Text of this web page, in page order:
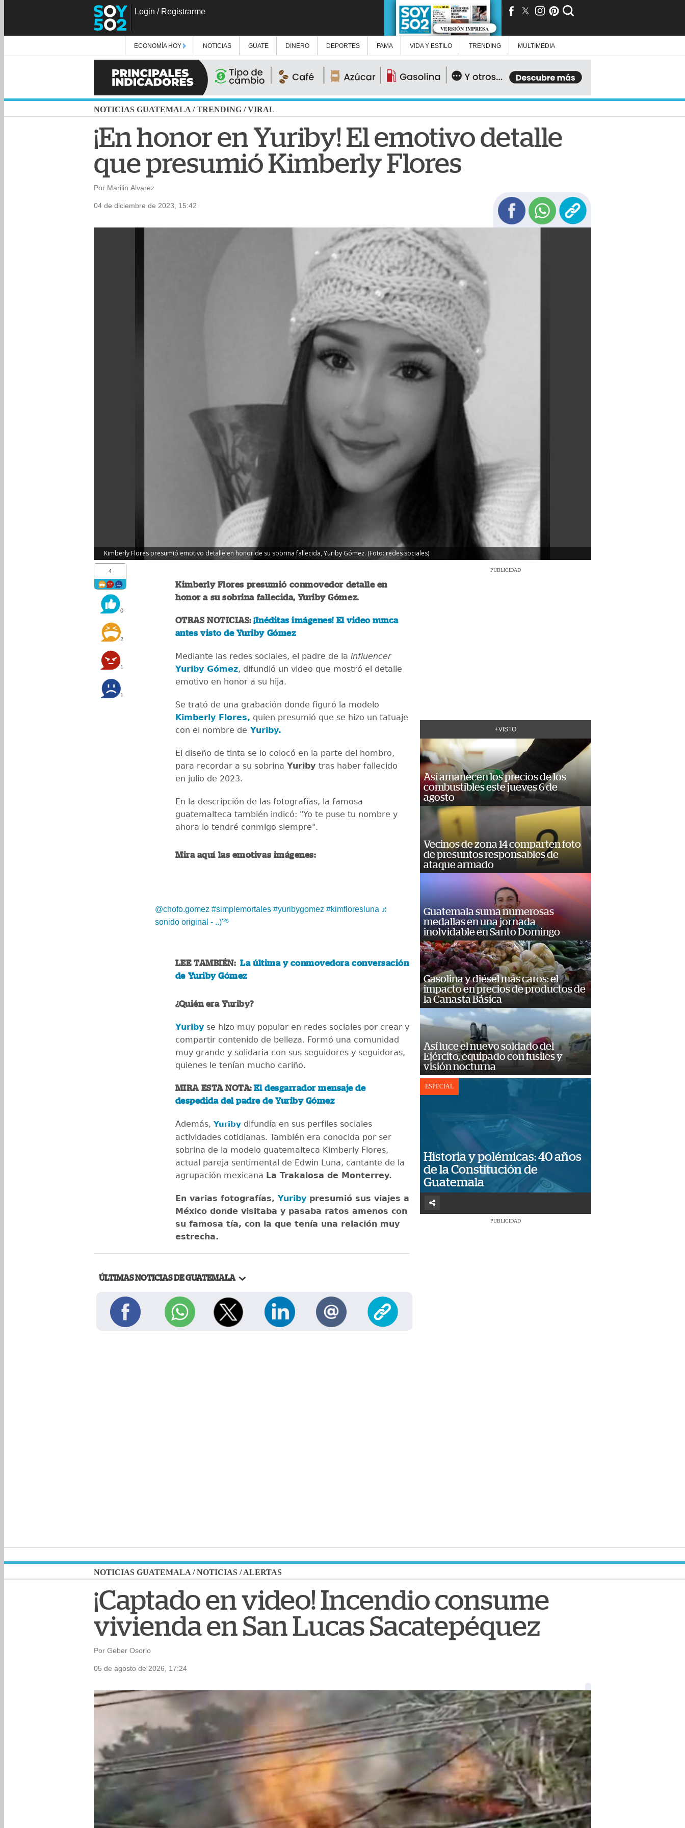
Login / Registrarme
VERSIÓN IMPRESA
ECONOMÍA HOY NOTICIAS GUATE DINERO DEPORTES FAMA VIDA Y ESTILO TRENDING MULTIMEDIA
NOTICIAS GUATEMALA /TRENDING /VIRAL
¡En honor en Yuriby! El emotivo detalle
que presumió Kimberly Flores
Por Marilin Alvarez
04 de diciembre de 2023, 15:42
Kimberly Flores presumió emotivo detalle en honor de su sobrina fallecida, Yuriby Gómez. (Foto: redes sociales)
4
0
2
1
1
Kimberly Flores presumió conmovedor detalle en
honor a su sobrina fallecida, Yuriby Gómez.
OTRAS NOTICIAS:¡Inéditas imágenes! El video nunca
antes visto de Yuriby Gómez
Mediante las redes sociales, el padre de la influencer
Yuriby Gómez, difundió un video que mostró el detalle
emotivo en honor a su hija.
Se trató de una grabación donde figuró la modelo
Kimberly Flores, quien presumió que se hizo un tatuaje
con el nombre de Yuriby.
El diseño de tinta se lo colocó en la parte del hombro,
para recordar a su sobrina Yuriby tras haber fallecido
en julio de 2023.
En la descripción de las fotografías, la famosa
guatemalteca también indicó: "Yo te puse tu nombre y
ahora lo tendré conmigo siempre".
Mira aquí las emotivas imágenes:
@chofo.gomez #simplemortales #yuribygomez #kimfloresluna ♬
sonido original - ..)'²⁵
LEE TAMBIÉN:La última y conmovedora conversación
de Yuriby Gómez
¿Quién era Yuriby?
Yuriby se hizo muy popular en redes sociales por crear y
compartir contenido de belleza. Formó una comunidad
muy grande y solidaria con sus seguidores y seguidoras,
quienes le tenían mucho cariño.
MIRA ESTA NOTA:El desgarrador mensaje de
despedida del padre de Yuriby Gómez
Además, Yuriby difundía en sus perfiles sociales
actividades cotidianas. También era conocida por ser
sobrina de la modelo guatemalteca Kimberly Flores,
actual pareja sentimental de Edwin Luna, cantante de la
agrupación mexicana La Trakalosa de Monterrey.
En varias fotografías, Yuriby presumió sus viajes a
México donde visitaba y pasaba ratos amenos con
su famosa tía, con la que tenía una relación muy
estrecha.
ÚLTIMAS NOTICIAS DE GUATEMALA
PUBLICIDAD
+VISTO
Así amanecen los precios de los
combustibles este jueves 6 de
agosto
Vecinos de zona 14 comparten foto
de presuntos responsables de
ataque armado
Guatemala suma numerosas
medallas en una jornada
inolvidable en Santo Domingo
Gasolina y diésel más caros: el
impacto en precios de productos de
la Canasta Básica
Así luce el nuevo soldado del
Ejército, equipado con fusiles y
visión nocturna
ESPECIAL
Historia y polémicas: 40 años
de la Constitución de
Guatemala
PUBLICIDAD
NOTICIAS GUATEMALA /NOTICIAS /ALERTAS
¡Captado en video! Incendio consume
vivienda en San Lucas Sacatepéquez
Por Geber Osorio
05 de agosto de 2026, 17:24